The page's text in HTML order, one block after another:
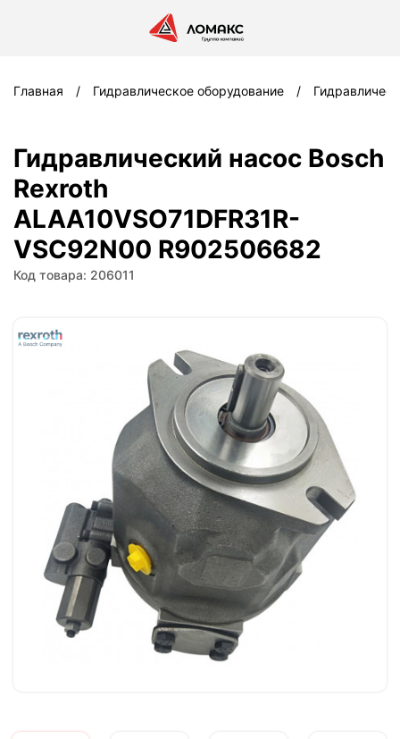
Главная Гидравлическое оборудование
Гидравлический насос Bosch
Rexroth
ALAA10VSO71DFR31R-
VSC92N00 R902506682
Код товара: 206011